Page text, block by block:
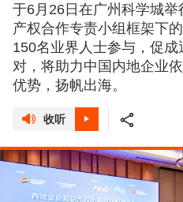
于6月26日在广州科学城
产权合作专责小组框架下
150名业界人士参与，促
对，将助力中国内地企业
优势，扬帆出海。
收听